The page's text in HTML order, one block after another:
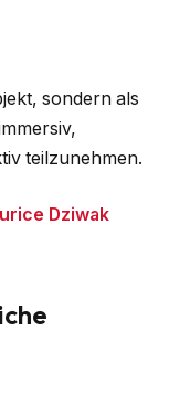
sondern als
teilzunehmen.
Dziwak